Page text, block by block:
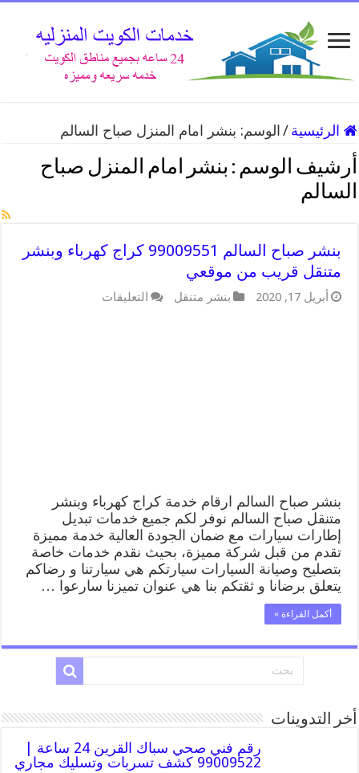
الرئيسية / الوسم: بنشر امام المنزل صباح السالم
أرشيف الوسم : بنشر امام المنزل صباح
السالم
بنشر صباح السالم 99009551 كراج كهرباء وبنشر
متنقل قريب من موقعي
أبريل 17, 2020 بنشر متنقل التعليقات
بنشر صباح السالم ارقام خدمة كراج كهرباء وبنشر
متنقل صباح السالم نوفر لكم جميع خدمات تبديل
إطارات سيارات مع ضمان الجودة العالية خدمة مميزة
تقدم من قبل شركة مميزة، بحيث نقدم خدمات خاصة
بتصليح وصيانة السيارات سيارتكم هي سيارتنا و رضاكم
يتعلق برضانا و ثقتكم بنا هي عنوان تميزنا سارعوا …
أكمل القراءة »
أخر التدوينات
رقم فني صحي سباك القرين 24 ساعة |
99009522 كشف تسربات وتسليك مجاري